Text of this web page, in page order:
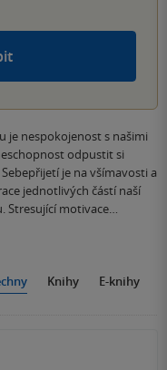
je nespokojenost s našimi
odpustit si
je na všímavosti a
jednotlivých částí naší
Stresující motivace…
Knihy E-knihy